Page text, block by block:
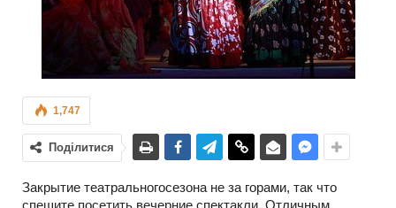
1,747
Поділитися
Закрытие театральногосезона не за горами, так что
спешите посетить вечерние спектакли. Отличным